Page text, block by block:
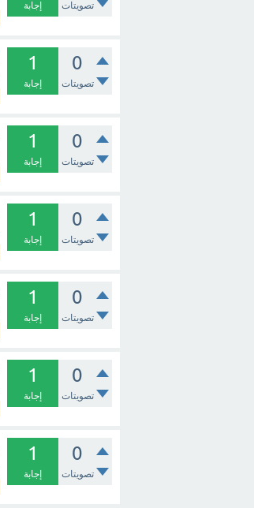
تصويتات إجابة
0
تصويتات
1
إجابة
0
تصويتات
1
إجابة
0
تصويتات
1
إجابة
0
تصويتات
1
إجابة
0
تصويتات
1
إجابة
0
تصويتات
1
إجابة